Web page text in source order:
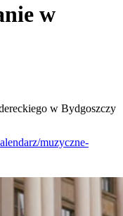
w
w Bydgoszczy
muzyczne-